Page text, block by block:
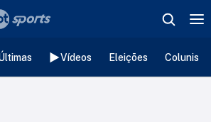
Vídeos Eleições